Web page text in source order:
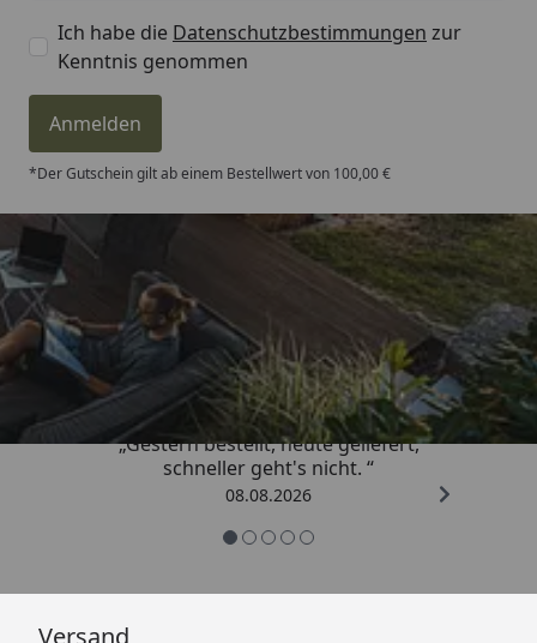
Ich habe die Datenschutzbestimmungen zur
Kenntnis genommen
Anmelden
*Der Gutschein gilt ab einem Bestellwert von 100,00 €
Trusted Shops
4,81/ 5
„Gestern bestellt, heute geliefert,
schneller geht's nicht. “
08.08.2026
Versand